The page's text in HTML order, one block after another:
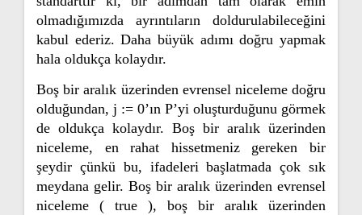
olmadığımızda ayrıntıların doldurulabileceğini
kabul ederiz. Daha büyük adımı doğru yapmak
hala oldukça kolaydır.
Boş bir aralık üzerinden evrensel niceleme doğru
olduğundan, j := 0’ın P’yi oluşturduğunu görmek
de oldukça kolaydır. Boş bir aralık üzerinden
niceleme, en rahat hissetmeniz gereken bir
şeydir çünkü bu, ifadeleri başlatmada çok sık
meydana gelir. Boş bir aralık üzerinden evrensel
niceleme ( true ), boş bir aralık üzerinden